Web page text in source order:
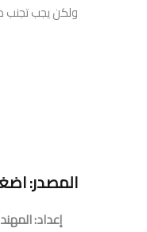
ولكن يجب تجنب
المصدر:
إعداد: